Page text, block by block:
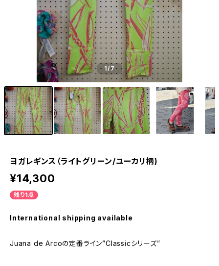
1/7
ヨガレギンス（ライトグリーン/ユーカリ柄)
¥14,300
残り1点
International shipping available
Juana de Arcoの定番ライン”Classicシリーズ”